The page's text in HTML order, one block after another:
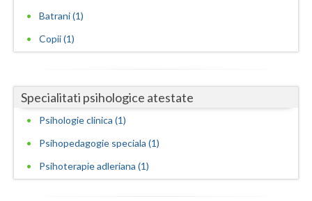
Mehedinti
Neamt
Olt
Prahova
Batrani (1)
Copii (1)
Specialitati psihologice atestate
Psihologie clinica (1)
Psihopedagogie speciala (1)
Psihoterapie adleriana (1)